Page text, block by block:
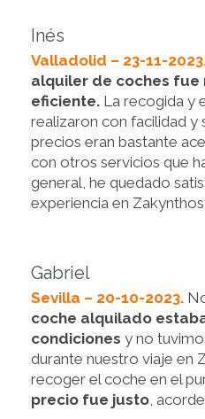
Inés
Valladolid – 23-11-
alquiler de coches
eficiente. La recogida y
realizaron con facilidad y
precios eran bastante
con otros servicios que
general, he quedado
experiencia en Zakynthos.
Gabriel
Sevilla – 20-10-2023.
coche alquilado
condiciones y no
durante nuestro viaje en
recoger el coche en el
precio fue justo ,